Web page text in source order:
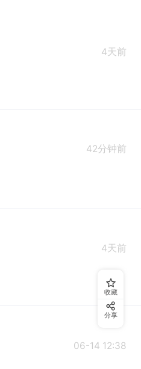
4天前
42分钟前
4天前
06-14 12:38
收藏
分享